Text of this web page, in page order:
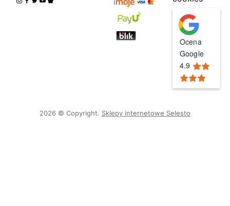
Ocena
Google
4.9
2026 © Copyright. Sklepy internetowe Selesto